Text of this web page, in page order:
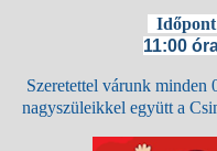
11:00
Szeretettel várunk minden
nagyszüleikkel együtt a